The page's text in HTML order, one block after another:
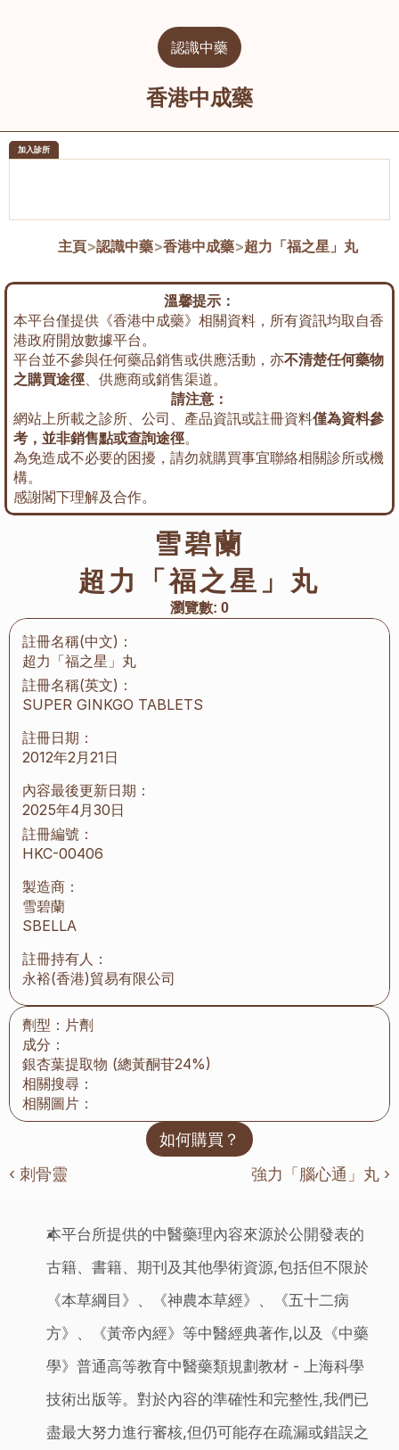
認識中藥
香港中成藥
加入診所
主頁>認識中藥>香港中成藥>超力「福之星」丸
溫馨提示：
本平台僅提供《香港中成藥》相關資料，所有資訊均取自香
港政府開放數據平台。
平台並不參與任何藥品銷售或供應活動，亦不清楚任何藥物
之購買途徑、供應商或銷售渠道。
請注意：
網站上所載之診所、公司、產品資訊或註冊資料僅為資料參
考，並非銷售點或查詢途徑。
為免造成不必要的困擾，請勿就購買事宜聯絡相關診所或機
構。
感謝閣下理解及合作。
雪碧蘭
超力「福之星」丸
瀏覽數: 0
註冊名稱(中文)：
超力「福之星」丸
註冊名稱(英文)：
SUPER GINKGO TABLETS
註冊日期：
2012年2月21日
內容最後更新日期：
2025年4月30日
註冊編號：
HKC-00406
製造商：
雪碧蘭
SBELLA
註冊持有人：
永裕(香港)貿易有限公司
劑型： 片劑
成分：
銀杏葉提取物 (總黃酮苷24%)
相關搜尋：
相關圖片：
如何購買？
‹ 刺骨靈
強力「腦心通」丸 ›
本平台所提供的中醫藥理內容來源於公開發表的
古籍、書籍、期刊及其他學術資源,包括但不限於
《本草綱目》、《神農本草經》、《五十二病
方》、《黃帝內經》等中醫經典著作,以及《中藥
學》普通高等教育中醫藥類規劃教材 - 上海科學
技術出版等。對於內容的準確性和完整性,我們已
盡最大努力進行審核,但仍可能存在疏漏或錯誤之